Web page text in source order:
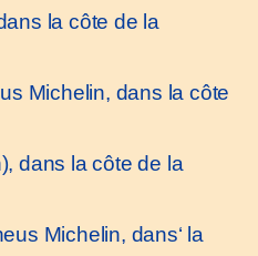
la côte de la
Michelin, dans la côte
dans la côte de la
Michelin, dans‘ la